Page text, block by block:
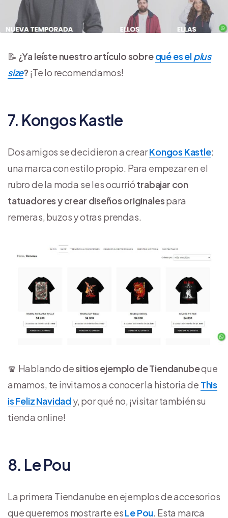
📝 ¿Ya leíste nuestro artículo sobrequé es elplus
size? ¡Te lo recomendamos!
7. Kongos Kastle
Dos amigos se decidieron a crearKongos Kastle:
una marca con estilo propio. Para empezar en el
rubro de la moda se les ocurriótrabajar con
tatuadores y crear diseños originalespara
remeras, buzos y otras prendas.
🧣 Hablando desitios ejemplo de Tiendanubeque
amamos, te invitamos a conocer la historia de This
is Feliz Navidady, por qué no, ¡visitar también su
tienda online!
8. Le Pou
La primera Tiendanube en ejemplos de accesorios
que queremos mostrarte esLe Pou. Esta marca